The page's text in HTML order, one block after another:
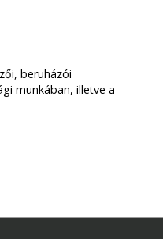
beruházói
munkában, illetve a